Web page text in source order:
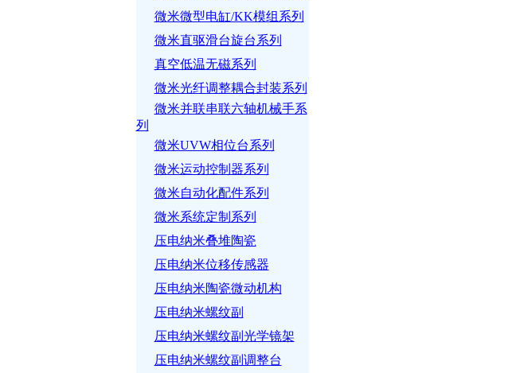
微米微型电缸/KK模组系列
微米直驱滑台旋台系列
真空低温无磁系列
微米光纤调整耦合封装系列
微米并联串联六轴机械手系
列
微米UVW相位台系列
微米运动控制器系列
微米自动化配件系列
微米系统定制系列
压电纳米叠堆陶瓷
压电纳米位移传感器
压电纳米陶瓷微动机构
压电纳米螺纹副
压电纳米螺纹副光学镜架
压电纳米螺纹副调整台